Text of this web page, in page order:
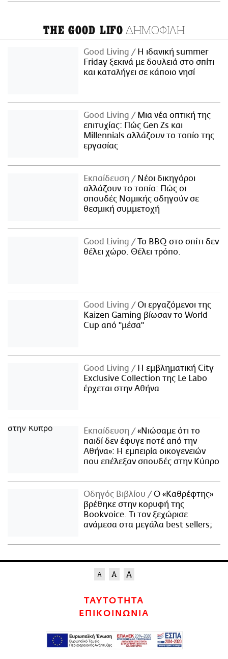
THE GOOD LIFO ΔΗΜΟΦΙΛΗ
Good Living
Η ιδανική summer
Friday ξεκινά με δουλειά στο σπίτι
και καταλήγει σε κάποιο νησί
Good Living
Μια νέα οπτική της
επιτυχίας: Πώς Gen Zs και
Millennials αλλάζουν το τοπίο της
εργασίας
Εκπαίδευση
Νέοι δικηγόροι
αλλάζουν το τοπίο: Πώς οι
σπουδές Νομικής οδηγούν σε
θεσμική συμμετοχή
Good Living
Το BBQ στο σπίτι δεν
θέλει χώρο. Θέλει τρόπο.
Good Living
Οι εργαζόμενοι της
Kaizen Gaming βίωσαν το World
Cup από "μέσα"
Good Living
Η εμβληματική City
Exclusive Collection της Le Labo
έρχεται στην Αθήνα
Εκπαίδευση
«Νιώσαμε ότι το
παιδί δεν έφυγε ποτέ από την
Αθήνα»: Η εμπειρία οικογενειών
που επέλεξαν σπουδές στην Κύπρο
Οδηγός Βιβλίου
Ο «Καθρέφτης»
βρέθηκε στην κορυφή της
Bookvoice. Τι τον ξεχώρισε
ανάμεσα στα μεγάλα best sellers;
ΤΑΥΤΟΤΗΤΑ
ΕΠΙΚΟΙΝΩΝΙΑ